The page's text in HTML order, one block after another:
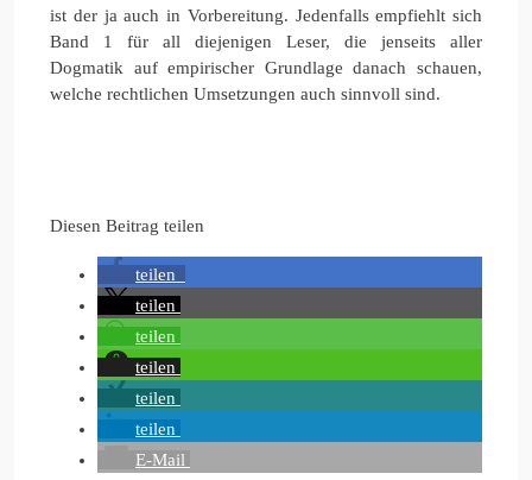
ist der ja auch in Vorbereitung. Jedenfalls empfiehlt sich
Band 1 für all diejenigen Leser, die jenseits aller
Dogmatik auf empirischer Grundlage danach schauen,
welche rechtlichen Umsetzungen auch sinnvoll sind.
Diesen Beitrag teilen
teilen
teilen
teilen
teilen
teilen
teilen
E-Mail